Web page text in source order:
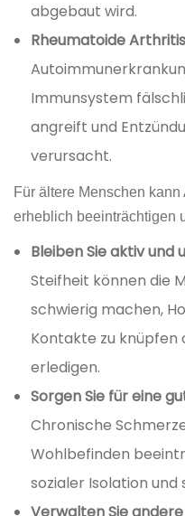
abgebaut wird.
Rheumatoide
Immunsystem
angreift und
verursacht.
Für ältere Menschen
erheblich beeinträchtigen
Bleiben Sie aktiv und
Steifheit können die
schwierig machen,
Kontakte zu knüpfen
erledigen.
Sorgen Sie für eine
Chronische
Wohlbefinden
sozialer Isolation